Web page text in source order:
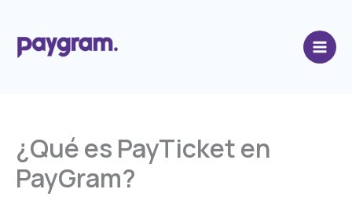
contenido
¿Qué es PayTicket en
PayGram?